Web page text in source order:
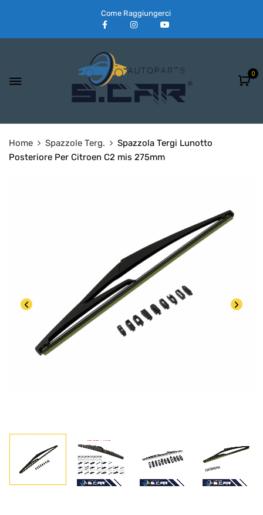
Come Raggiungerci
0
Home Spazzole Terg.
Spazzola Tergi Lunotto
Posteriore Per Citroen C2 mis 275mm